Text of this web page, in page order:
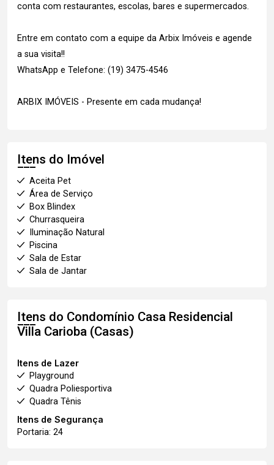
conta com restaurantes, escolas, bares e supermercados.
Entre em contato com a equipe da Arbix Imóveis e agende
a sua visita!!
WhatsApp e Telefone: (19) 3475-4546
ARBIX IMÓVEIS - Presente em cada mudança!
Itens do Imóvel
Aceita Pet
Área de Serviço
Box Blindex
Churrasqueira
Iluminação Natural
Piscina
Sala de Estar
Sala de Jantar
Itens do Condomínio Casa Residencial
Villa Carioba (Casas)
Itens de Lazer
Playground
Quadra Poliesportiva
Quadra Tênis
Itens de Segurança
Portaria: 24